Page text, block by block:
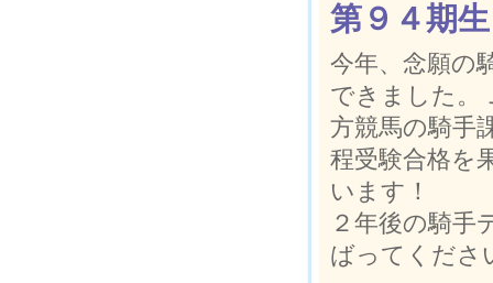
第９４期生
今年、念願の
できました。
方競馬の騎手
程受験合格を
います！
２年後の騎手
ばってくださ